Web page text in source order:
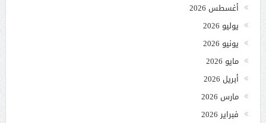
أغسطس 2026
يوليو 2026
يونيو 2026
مايو 2026
أبريل 2026
مارس 2026
فبراير 2026